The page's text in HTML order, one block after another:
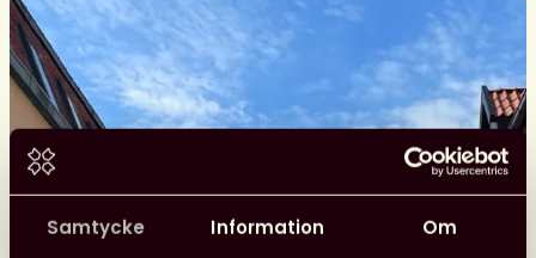
Samtycke Information Om